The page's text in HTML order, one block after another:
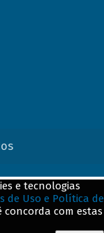
e tecnologias
de Uso e Política de
concorda com estas